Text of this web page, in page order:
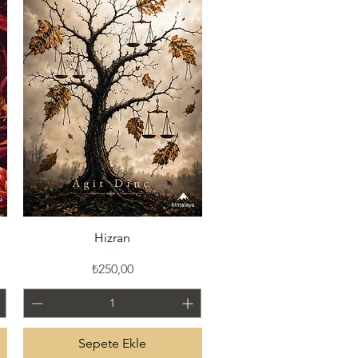
Hızlı Bakış
Hizran
Fiyat
₺250,00
Sepete Ekle